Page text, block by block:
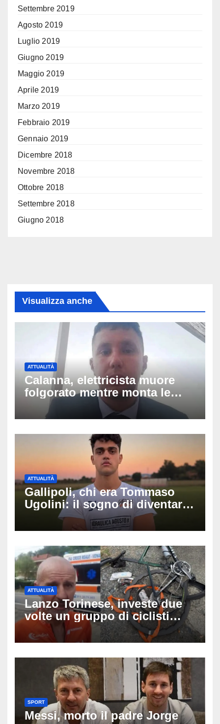
Settembre 2019
Agosto 2019
Luglio 2019
Giugno 2019
Maggio 2019
Aprile 2019
Marzo 2019
Febbraio 2019
Gennaio 2019
Dicembre 2018
Novembre 2018
Ottobre 2018
Settembre 2018
Giugno 2018
Visualizza anche
ATTUALITÀ
Calanna, elettricista muore
folgorato mentre monta le
luminarie della festa: chi era
Fabio Calabrò e cosa è
ATTUALITÀ
Gallipoli, chi era Tommaso
Ugolini: il sogno di diventare
medico e la fascia da
capitano, il dolore di Bologna
ATTUALITÀ
Lanzo Torinese, investe due
volte un gruppo di ciclisti
dopo una lite: arrestato
73enne, il racconto choc di un
SPORT
Messi, morto il padre Jorge